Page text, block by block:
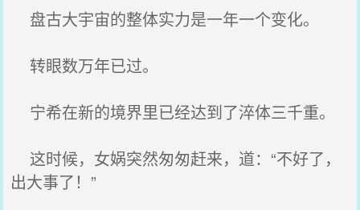
盘古大宇宙的整体实力是一年一个变化。
转眼数万年已过。
宁希在新的境界里已经达到了淬体三千重。
这时候，女娲突然匆匆赶来，道：“不好了，
出大事了！”